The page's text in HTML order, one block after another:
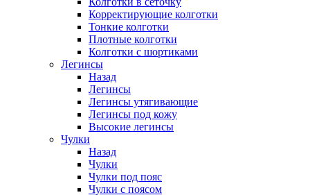
Корректирующие колготки
Тонкие колготки
Плотные колготки
Колготки с шортиками
Легинсы
Назад
Легинсы
Легинсы утягивающие
Легинсы под кожу
Высокие легинсы
Чулки
Назад
Чулки
Чулки под пояс
Чулки с поясом